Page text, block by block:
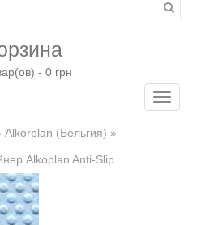
- 0 грн
Toggle
Alkorplan (Бельгия) »
Alkoplan Anti-Slip